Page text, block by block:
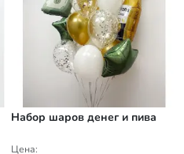
Набор шаров денег и пива
Цена: